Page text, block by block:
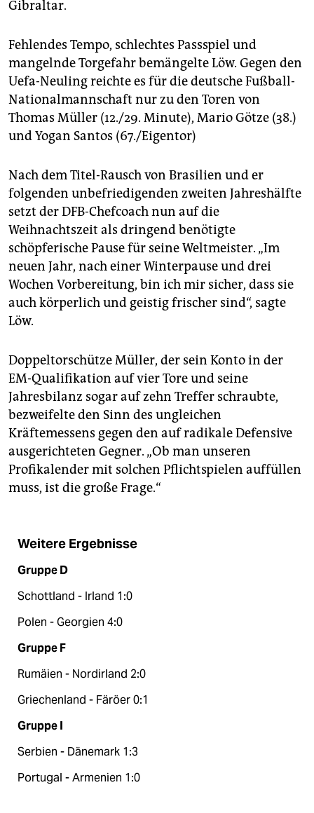
Gibraltar.
Fehlendes Tempo, schlechtes Passspiel und
mangelnde Torgefahr bemängelte Löw. Gegen den
Uefa-Neuling reichte es für die deutsche Fußball-
Nationalmannschaft nur zu den Toren von
Thomas Müller (12./29. Minute), Mario Götze (38.)
und Yogan Santos (67./Eigentor)
Nach dem Titel-Rausch von Brasilien und er
folgenden unbefriedigenden zweiten Jahreshälfte
setzt der DFB-Chefcoach nun auf die
Weihnachtszeit als dringend benötigte
schöpferische Pause für seine Weltmeister. „Im
neuen Jahr, nach einer Winterpause und drei
Wochen Vorbereitung, bin ich mir sicher, dass sie
auch körperlich und geistig frischer sind“, sagte
Löw.
Doppeltorschütze Müller, der sein Konto in der
EM-Qualifikation auf vier Tore und seine
Jahresbilanz sogar auf zehn Treffer schraubte,
bezweifelte den Sinn des ungleichen
Kräftemessens gegen den auf radikale Defensive
ausgerichteten Gegner. „Ob man unseren
Profikalender mit solchen Pflichtspielen auffüllen
muss, ist die große Frage.“
Weitere Ergebnisse
Gruppe D
Schottland - Irland 1:0
Polen - Georgien 4:0
Gruppe F
Rumäien - Nordirland 2:0
Griechenland - Färöer 0:1
Gruppe I
Serbien - Dänemark 1:3
Portugal - Armenien 1:0